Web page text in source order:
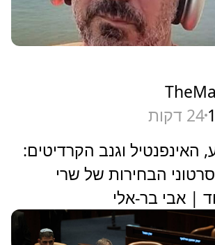
24 דקות
האינפנטיל וגנב הקרדיטים:
הבחירות של שרי
| אבי בר-אלי